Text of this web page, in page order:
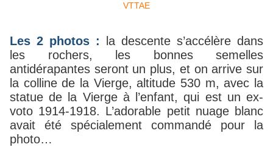
Les 2 photos :
la descente s’accélère dans
les rochers, les bonnes semelles
antidérapantes seront un plus, et on arrive sur
la colline de la Vierge, altitude 530 m, avec la
statue de la Vierge à l’enfant, qui est un ex-
voto 1914-1918. L’adorable petit nuage blanc
avait été spécialement commandé pour la
photo…